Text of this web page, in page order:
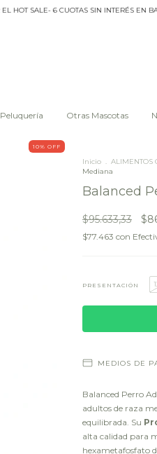
6 CUOTAS SIN INTERÉS EN BANCOS
Peluquería Otras Mascotas
10% OFF
Inicio . ALIMENTOS
Mediana
Balanced
$95.633,33
$77.463 con
PRESENTACIÓN
MEDIOS DE
Balanced Perro
adultos de raza
equilibrada. Su
alta calidad para
hexametafosfato